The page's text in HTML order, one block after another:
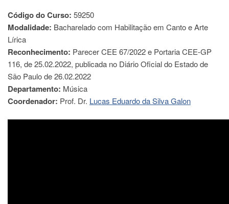
Relatório
Gestão
FFCLRP
-
60
anos
Departamentos
GRADUAÇÃO
Código do Curso: 59250
Modalidade: Bacharelado com Habilitação em Canto e Arte
Lírica
Reconhecimento: Parecer CEE 67/2022 e Portaria CEE-GP
116, de 25.02.2022, publicada no Diário Oficial do Estado de
São Paulo de 26.02.2022
Departamento: Música
Coordenador: Prof. Dr. Lucas Eduardo da Silva Galon